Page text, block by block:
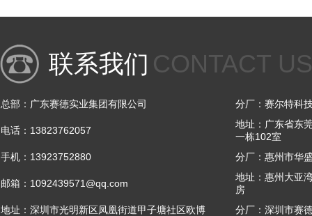
联系我们 CONTACT US
总部：广东赛德实业集团有限公司 分厂：赛尔特科
电话：13823762057
地址：广东省东
一栋102室
手机：13923752880
分厂：惠州市华
邮箱：1092439571@qq.com
地址：惠州大亚
房
地址：深圳市光明新区凤凰街道甲子塘社区欧博
分厂：深圳市赛